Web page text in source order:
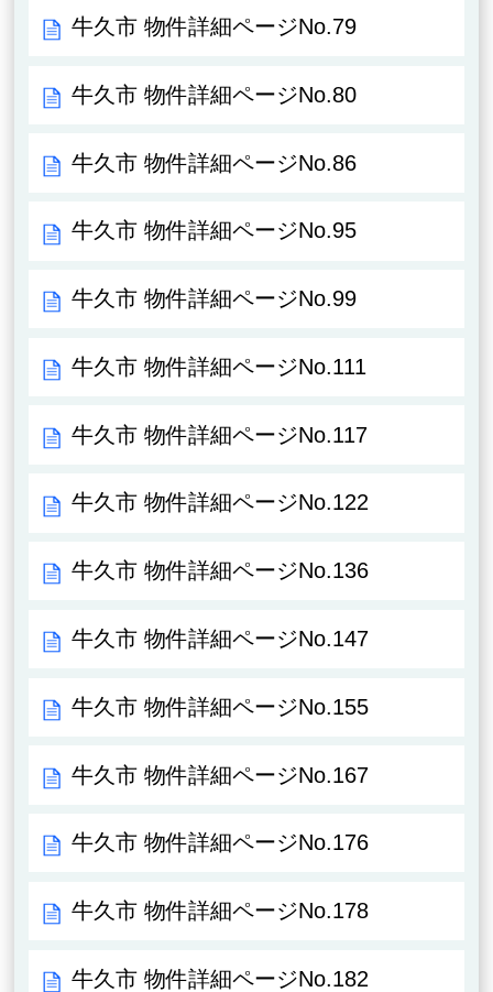
牛久市 物件詳細ページNo.79
牛久市 物件詳細ページNo.80
牛久市 物件詳細ページNo.86
牛久市 物件詳細ページNo.95
牛久市 物件詳細ページNo.99
牛久市 物件詳細ページNo.111
牛久市 物件詳細ページNo.117
牛久市 物件詳細ページNo.122
牛久市 物件詳細ページNo.136
牛久市 物件詳細ページNo.147
牛久市 物件詳細ページNo.155
牛久市 物件詳細ページNo.167
牛久市 物件詳細ページNo.176
牛久市 物件詳細ページNo.178
牛久市 物件詳細ページNo.182